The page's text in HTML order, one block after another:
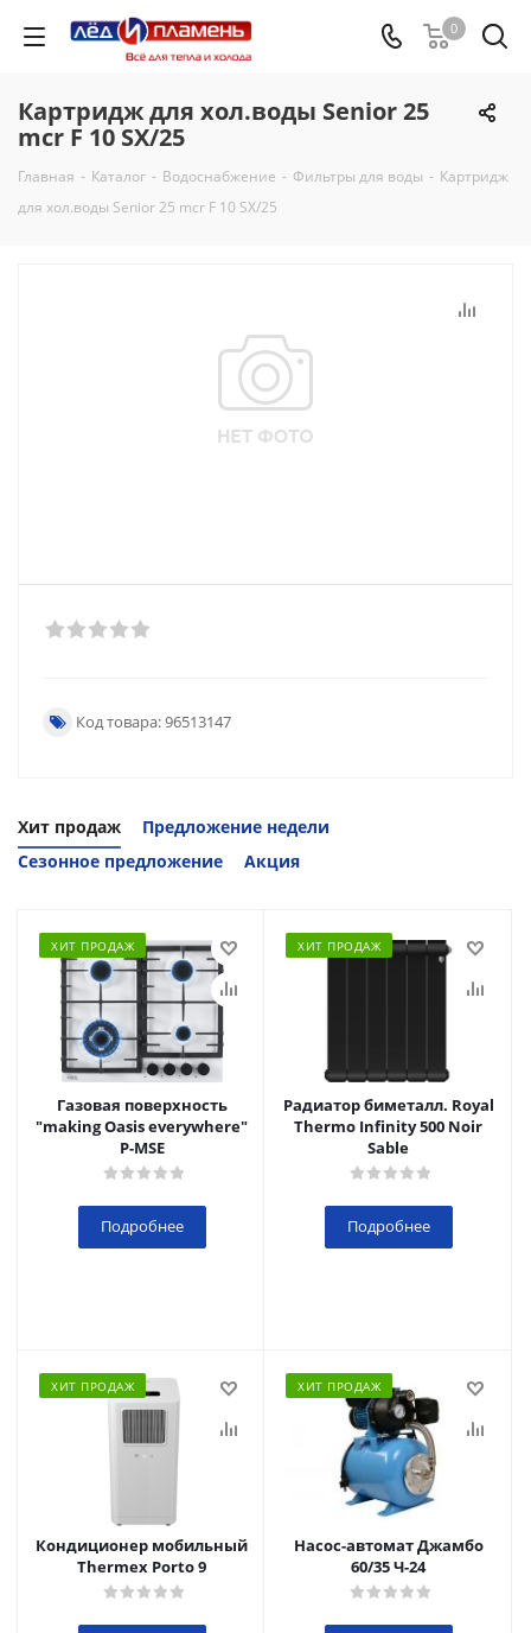
0
Картридж для хол.воды Senior 25
mcr F 10 SX/25
Главная - Каталог - Водоснабжение - Фильтры для воды - Картридж
для хол.воды Senior 25 mcr F 10 SX/25
Код товара: 96513147
Хит продаж
Предложение недели
Сезонное предложение
Акция
ХИТ ПРОДАЖ
Газовая поверхность
"making Oasis everywhere"
P-MSE
Подробнее
ХИТ ПРОДАЖ
Радиатор биметалл. Royal
Thermo Infinity 500 Noir
Sable
Подробнее
ХИТ ПРОДАЖ
Кондиционер мобильный
Thermex Porto 9
ХИТ ПРОДАЖ
Насос-автомат Джамбо
60/35 Ч-24